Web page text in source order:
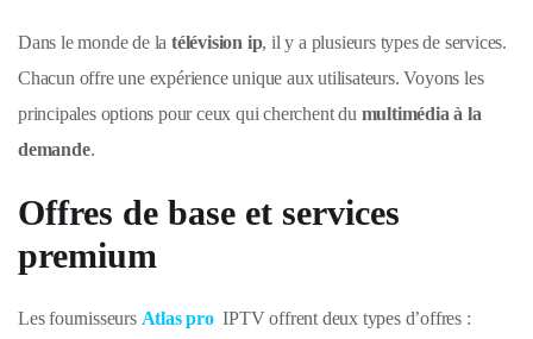
Dans le monde de la télévision ip, il y a plusieurs types de services.
Chacun offre une expérience unique aux utilisateurs. Voyons les
principales options pour ceux qui cherchent du multimédia à la
demande.
Offres de base et services
premium
Les fournisseurs Atlas pro IPTV offrent deux types d’offres :